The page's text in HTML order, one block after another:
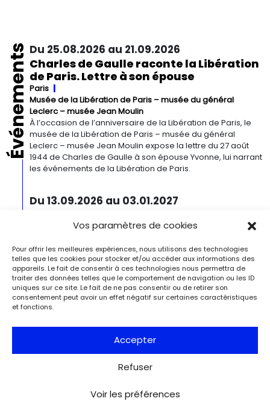
Vos paramètres de cookies
Pour offrir les meilleures expériences, nous utilisons des technologies
telles que les cookies pour stocker et/ou accéder aux informations des
appareils. Le fait de consentir à ces technologies nous permettra de
traiter des données telles que le comportement de navigation ou les ID
uniques sur ce site. Le fait de ne pas consentir ou de retirer son
consentement peut avoir un effet négatif sur certaines caractéristiques
et fonctions.
Accepter
Refuser
Voir les préférences
ÉvénementsDu 25.08.2026 au 21.09.2026
Charles de Gaulle raconte la Libération
de Paris. Lettre à son épouse
Paris
Musée de la Libération de Paris – musée du général
Leclerc – musée Jean Moulin
À l’occasion de l’anniversaire de la Libération de Paris, le
musée de la Libération de Paris – musée du général
Leclerc – musée Jean Moulin expose la lettre du 27 août
1944 de Charles de Gaulle à son épouse Yvonne, lui narrant
les événements de la Libération de Paris.
Du 13.09.2026 au 03.01.2027
Detroit Institute of Arts
novatrice qui présente environ 35 peintures architecturales
réalisées entre les années 1920 et 1960. Pionnière de l’art
moderne, O’Keeffe a célébré la beauté et la complexité
des environnements bâtis qu’elle a habités à travers ces
œuvres remarquables. Tout au long de sa longue carrière,
l’artiste a puisé son inspiration dans […]
Du 27.11.2026 au 04.04.2027
Bizarre ! L’histoire de l’art du mot le
plus fou du monde
Depuis la Renaissance, « bizarre » est le terme ultime pour
désigner des réalités qui remettent radicalement en